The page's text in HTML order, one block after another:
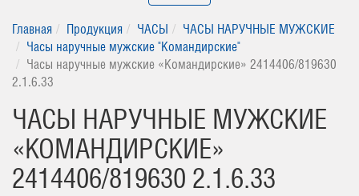
Главная Продукция ЧАСЫ
ЧАСЫ НАРУЧНЫЕ МУЖСКИЕ
Часы наручные мужские "Командирские"
Часы наручные мужские «Командирские» 2414406/819630
2.1.6.33
ЧАСЫ НАРУЧНЫЕ МУЖСКИЕ
«КОМАНДИРСКИЕ»
2414406/819630 2.1.6.33